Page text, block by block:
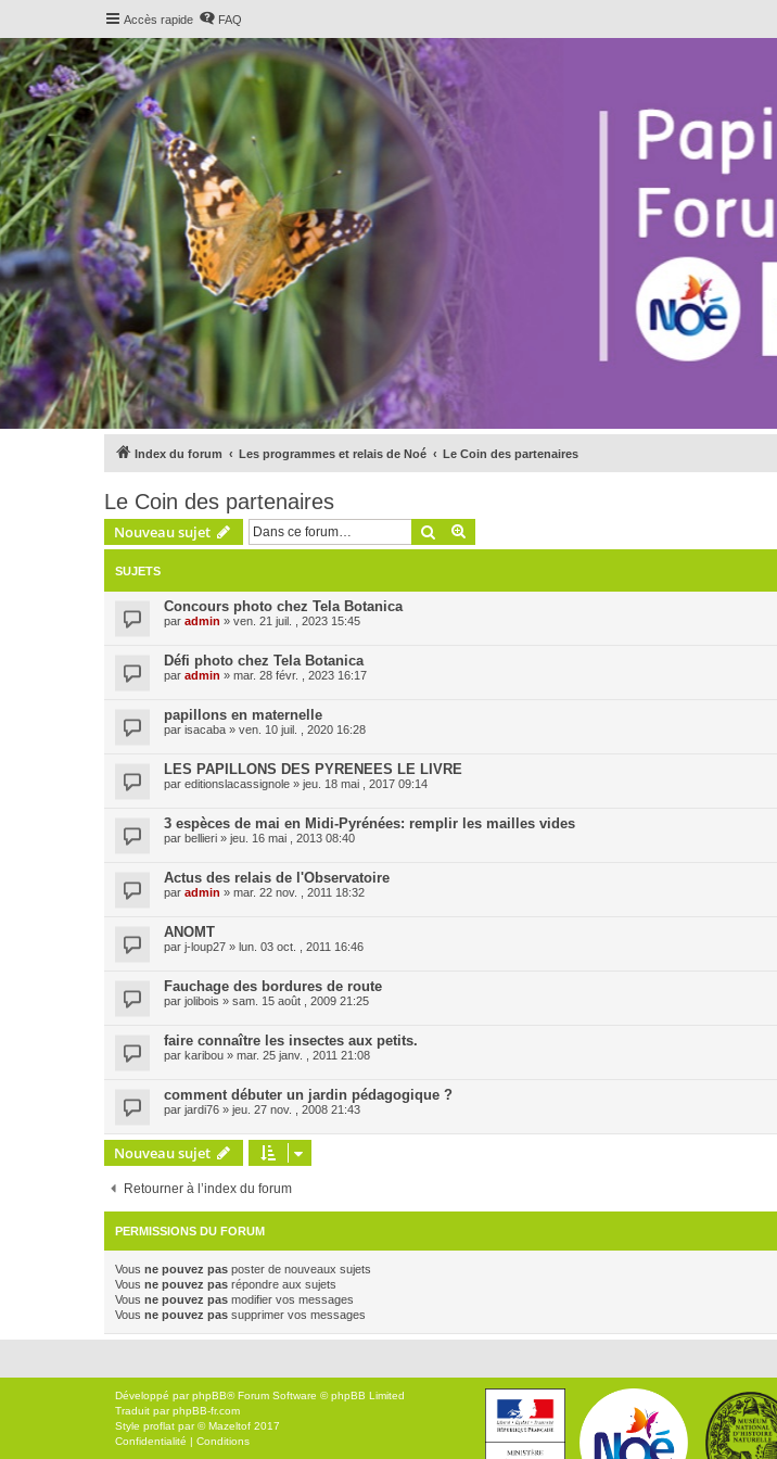
Accès rapide FAQ
Index du forum Les programmes et relais de Noé Le Coin des partenaires
Le Coin des partenaires
Nouveau sujet Rechercher
SUJETS
Concours photo chez Tela Botanica
par admin » ven. 21 juil. , 2023 15:45
Défi photo chez Tela Botanica
par admin » mar. 28 févr. , 2023 16:17
papillons en maternelle
par isacaba » ven. 10 juil. , 2020 16:28
LES PAPILLONS DES PYRENEES LE LIVRE
par editionslacassignole » jeu. 18 mai , 2017 09:14
3 espèces de mai en Midi-Pyrénées: remplir les mailles vides
par bellieri » jeu. 16 mai , 2013 08:40
Actus des relais de l'Observatoire
par admin » mar. 22 nov. , 2011 18:32
ANOMT
par j-loup27 » lun. 03 oct. , 2011 16:46
Fauchage des bordures de route
par jolibois » sam. 15 août , 2009 21:25
faire connaître les insectes aux petits.
par karibou » mar. 25 janv. , 2011 21:08
comment débuter un jardin pédagogique ?
par jardi76 » jeu. 27 nov. , 2008 21:43
Nouveau sujet
Retourner à l’index du forum
PERMISSIONS DU FORUM
Vous ne pouvez pas poster de nouveaux sujets
Vous ne pouvez pas répondre aux sujets
Vous ne pouvez pas modifier vos messages
Vous ne pouvez pas supprimer vos messages
Développé parphpBB® Forum Software © phpBB Limited
Traduit parphpBB-fr.com
Style proflat par ©Mazeltof 2017
Confidentialité | Conditions